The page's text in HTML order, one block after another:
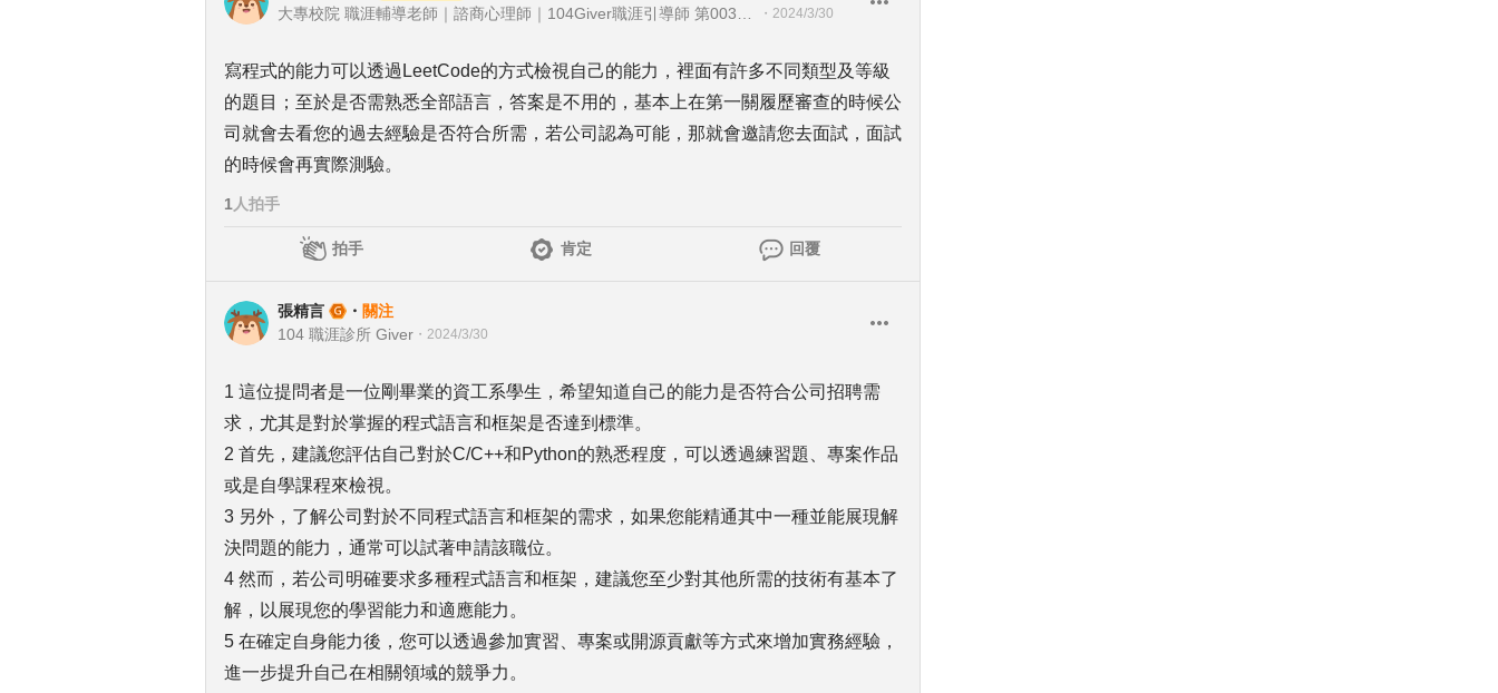
・ 2024/3/30
寫程式的能力可以透過LeetCode的方式檢視自己的能力，裡面有許多不同類型及等級
的題目；至於是否需熟悉全部語言，答案是不用的，基本上在第一關履歷審查的時候公
司就會去看您的過去經驗是否符合所需，若公司認為可能，那就會邀請您去面試，面試
的時候會再實際測驗。
1 人拍手
拍手 肯定 回覆
張精言 ・ 關注
104 職涯診所 Giver ・ 2024/3/30
1 這位提問者是一位剛畢業的資工系學生，希望知道自己的能力是否符合公司招聘需
求，尤其是對於掌握的程式語言和框架是否達到標準。
2 首先，建議您評估自己對於C/C++和Python的熟悉程度，可以透過練習題、專案作品
或是自學課程來檢視。
3 另外，了解公司對於不同程式語言和框架的需求，如果您能精通其中一種並能展現解
決問題的能力，通常可以試著申請該職位。
4 然而，若公司明確要求多種程式語言和框架，建議您至少對其他所需的技術有基本了
解，以展現您的學習能力和適應能力。
5 在確定自身能力後，您可以透過參加實習、專案或開源貢獻等方式來增加實務經驗，
進一步提升自己在相關領域的競爭力。